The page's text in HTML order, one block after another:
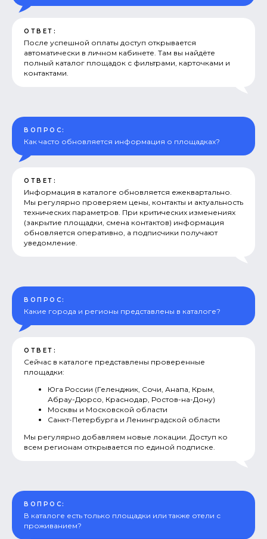
ОТВЕТ:
После успешной оплаты доступ открывается
автоматически в личном кабинете. Там вы найдёте
полный каталог площадок с фильтрами, карточками и
контактами.
ВОПРОС:
Как часто обновляется информация о площадках?
ОТВЕТ:
Информация в каталоге обновляется ежеквартально.
Мы регулярно проверяем цены, контакты и актуальность
технических параметров. При критических изменениях
(закрытие площадки, смена контактов) информация
обновляется оперативно, а подписчики получают
уведомление.
ВОПРОС:
Какие города и регионы представлены в каталоге?
ОТВЕТ:
Сейчас в каталоге представлены проверенные
площадки:
Юга России (Геленджик, Сочи, Анапа, Крым,
Абрау-Дюрсо, Краснодар, Ростов-на-Дону)
Москвы и Московской области
Санкт-Петербурга и Ленинградской области
Мы регулярно добавляем новые локации. Доступ ко
всем регионам открывается по единой подписке.
ВОПРОС:
В каталоге есть только площадки или также отели с
проживанием?